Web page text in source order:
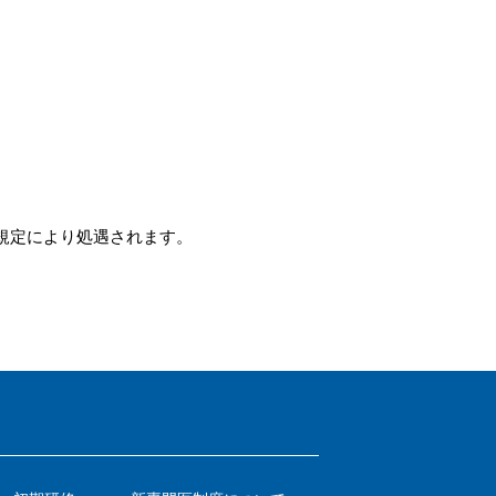
により処遇されます。